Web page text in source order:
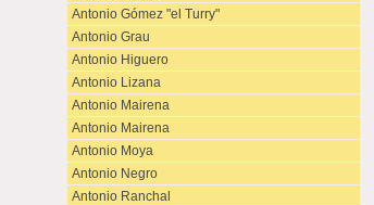
Antonio Gómez "el Turry"
Antonio Grau
Antonio Higuero
Antonio Lizana
Antonio Mairena
Antonio Mairena
Antonio Moya
Antonio Negro
Antonio Ranchal